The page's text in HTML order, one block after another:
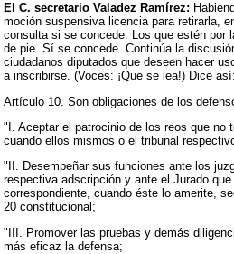
El C. secretario Valadez Ramírez:
moción suspensiva licencia para retirarla,
consulta si se concede. Los que estén por
de pie. Sí se concede. Continúa la
ciudadanos diputados que deseen hacer
a inscribirse. (Voces: ¡Que se lea!) Dice así:
Artículo 10. Son obligaciones de los
"I. Aceptar el patrocinio de los reos que no
cuando ellos mismos o el tribunal
"II. Desempeñar sus funciones ante los
respectiva adscripción y ante el Jurado
correspondiente, cuando éste lo amerite,
20 constitucional;
"III. Promover las pruebas y demás
más eficaz la defensa;